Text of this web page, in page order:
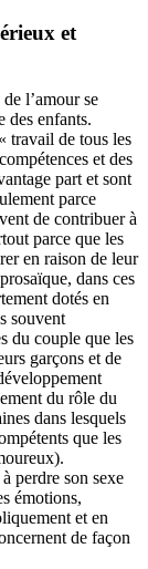
et
l’amour se
des enfants.
travail de tous les
et des
part et sont
parce
de contribuer à
parce que les
en raison de leur
dans ces
dotés en
souvent
du couple que les
garçons et de
du rôle du
dans lesquels
que les
perdre son sexe
émotions,
et en
de façon